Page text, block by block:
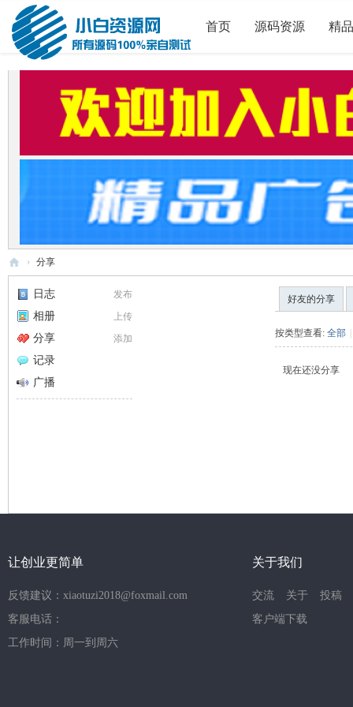
首页 源码资源 精
白
码
› 分享
发布
日志
上传
相册
添加
分享
记录
广播
好友的分享
按类型查看: 全部 |
现在还没分享
让创业更简单
反馈建议：xiaotuzi2018@foxmail.com
客服电话：
工作时间：周一到周六
关于我们
交流 关于
投稿
客户端下载